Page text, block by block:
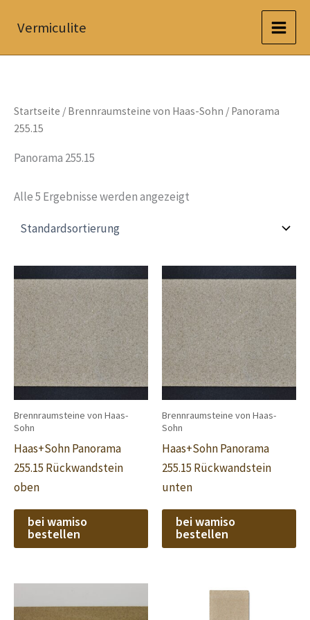
InhaltVermiculite
Startseite / Brennraumsteine von Haas-Sohn / Panorama
255.15
Panorama 255.15
Alle 5 Ergebnisse werden angezeigt
Brennraumsteine von Haas-
Sohn
Haas+Sohn Panorama
255.15 Rückwandstein
oben
bei wamiso
bestellen
Brennraumsteine von Haas-
Sohn
Haas+Sohn Panorama
255.15 Rückwandstein
unten
bei wamiso
bestellen